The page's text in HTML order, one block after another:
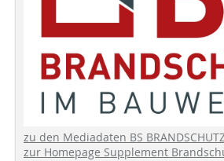
zu den Mediadaten BS
zur Homepage Supplement